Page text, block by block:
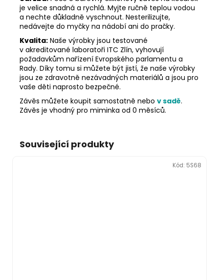
je velice snadná a rychlá. Myjte ručně teplou vodou
a nechte důkladně vyschnout. Nesterilizujte,
nedávejte do myčky na nádobí ani do pračky.
Kvalita: Naše výrobky jsou testované
v akreditované laboratoři ITC Zlín, vyhovují
požadavkům nařízení Evropského parlamentu a
Rady. Díky tomu si můžete být jistí, že naše výrobky
jsou ze zdravotně nezávadných materiálů a jsou pro
vaše děti naprosto bezpečné.
Závěs můžete koupit samostatně nebo v sadě.
Závěs je vhodný pro miminka od 0 měsíců.
Související produkty
Kód: 5S68